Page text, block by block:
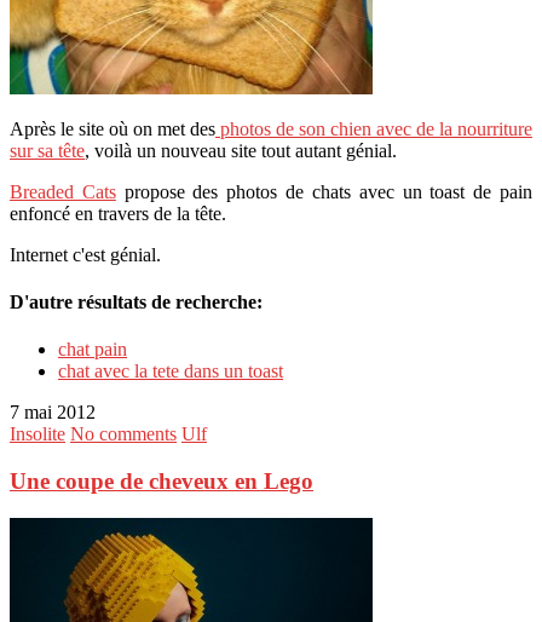
Après le site où on met des photos de son chien avec de la nourriture
sur sa tête, voilà un nouveau site tout autant génial.
Breaded Catspropose des photos de chats avec un toast de pain
enfoncé en travers de la tête.
Internet c'est génial.
D'autre résultats de recherche:
chat pain
chat avec la tete dans un toast
7 mai 2012
Insolite No comments Ulf
Une coupe de cheveux en Lego